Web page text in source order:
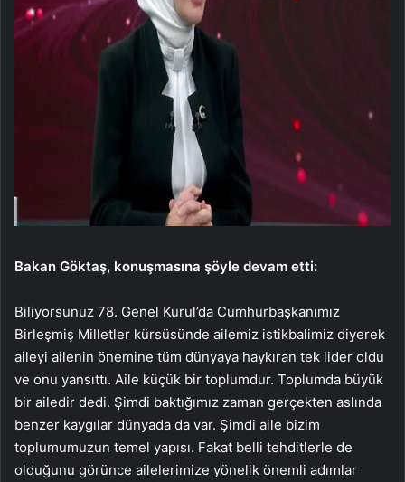
Bakan Göktaş, konuşmasına şöyle devam etti:
Biliyorsunuz 78. Genel Kurul’da Cumhurbaşkanımız
Birleşmiş Milletler kürsüsünde ailemiz istikbalimiz diyerek
aileyi ailenin önemine tüm dünyaya haykıran tek lider oldu
ve onu yansıttı. Aile küçük bir toplumdur. Toplumda büyük
bir ailedir dedi. Şimdi baktığımız zaman gerçekten aslında
benzer kaygılar dünyada da var. Şimdi aile bizim
toplumumuzun temel yapısı. Fakat belli tehditlerle de
olduğunu görünce ailelerimize yönelik önemli adımlar